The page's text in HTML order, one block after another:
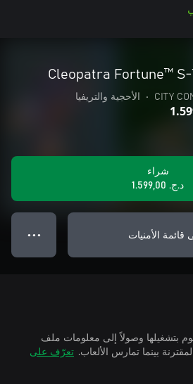
Cleopatra Fortune™
CITY
• الأحجية والتريفيا
شراء
د.ج.‏ 1.599,00
قائمة الأمنيات ● ● ●
بتشغيلها وصولاً إلى معلومات ملف
تعرّف على